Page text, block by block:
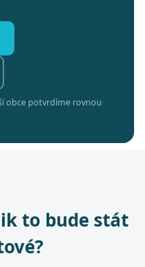
obce potvrdíme rovnou
to bude stát